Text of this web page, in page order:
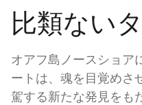
比類ない
オアフ島ノースショア
ートは、魂を目覚めさ
駕する新たな発見をも